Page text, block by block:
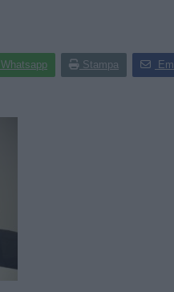
Whatsapp Stampa